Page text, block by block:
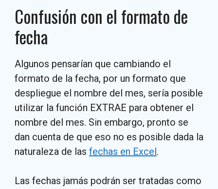
Confusión con el formato de
fecha
Algunos pensarían que cambiando el
formato de la fecha, por un formato que
despliegue el nombre del mes, sería posible
utilizar la función EXTRAE para obtener el
nombre del mes. Sin embargo, pronto se
dan cuenta de que eso no es posible dada la
naturaleza de las fechas en Excel.
Las fechas jamás podrán ser tratadas como